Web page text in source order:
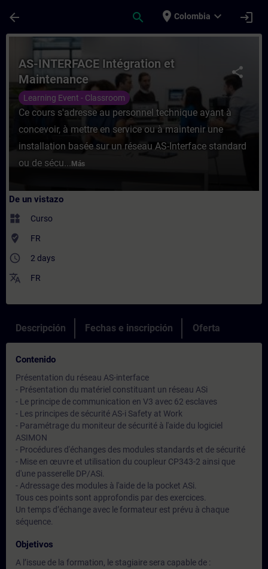
arrow_back search place Colombia expand_more login
Curso - AS-INTERFACE Intégration et
share
AS-INTERFACE Intégration et
Maintenance
Learning Event - Classroom
Ce cours s'adresse au personnel technique ayant à
concevoir, à mettre en service ou à maintenir une
installation basée sur un réseau AS-Interface standard
ou de sécu... Más
De un vistazo
widgets Curso
where_to_vote FR
access_time 2 days
translate FR
Descripción Fechas e inscripción Oferta
Contenido
Présentation du réseau AS-interface
- Présentation du matériel constituant un réseau ASi
- Le principe de communication en V3 avec 62 esclaves
- Les principes de sécurité AS-i Safety at Work
- Paramétrage du moniteur de sécurité à l'aide du logiciel
ASIMON
- Procédures d'échanges des modules standards et de sécurité
- Mise en œuvre et utilisation du coupleur CP343-2 ainsi que
d'une passerelle DP/ASi.
- Adressage des modules à l'aide de la pocket ASi.
Tous ces points sont approfondis par des exercices.
Un temps d’échange avec le formateur est prévu à chaque
séquence.
Objetivos
A l’issue de la formation, le stagiaire sera capable de :